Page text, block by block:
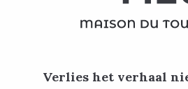
Verlies het verhaal